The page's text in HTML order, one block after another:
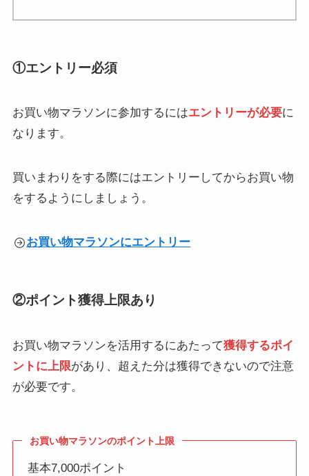
①エントリー必須
お買い物マラソンに参加するにはエントリーが必要に
なります。
買いまわりをする際にはエントリーしてからお買い物
をするようにしましょう。
お買い物マラソンにエントリー
②ポイント獲得上限あり
お買い物マラソンを活用するにあたって獲得するポイ
ントに上限があり、超えた分は獲得できないので注意
が必要です。
お買い物マラソンのポイント上限
基本7,000ポイント